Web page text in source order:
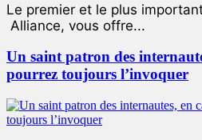
Le premier et le plus
Alliance, vous offre...
Un saint patron des
pourrez toujours l’invoquer